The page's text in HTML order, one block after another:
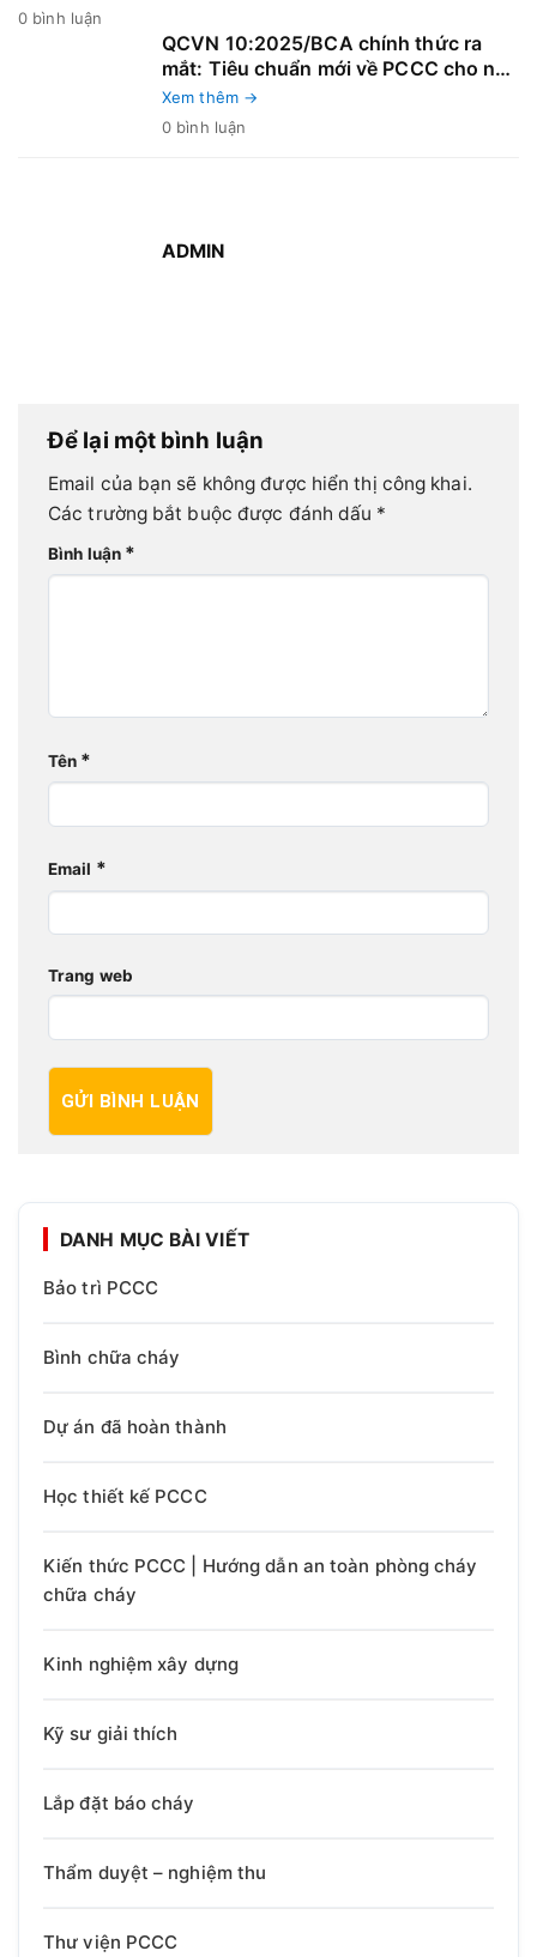
DANH MỤC BÀI VIẾT
Bảo trì PCCC
Bình chữa cháy
Dự án đã hoàn thành
Học thiết kế PCCC
Kiến thức PCCC | Hướng dẫn an toàn phòng cháy
chữa cháy
Kinh nghiệm xây dựng
Kỹ sư giải thích
Lắp đặt báo cháy
Thẩm duyệt – nghiệm thu
Thư viện PCCC
0 bình luận
QCVN 10:2025/BCA chính thức ra
mắt: Tiêu chuẩn mới về PCCC cho nhà
và công trình – Bước ngoặt lớn cho
ngành xây dựng và an toàn cháy nổ!
Xem thêm →
0 bình luận
ADMIN
Để lại một bình luận
Email của bạn sẽ không được hiển thị công khai.
Các trường bắt buộc được đánh dấu *
Bình luận *
Tên *
Email *
Trang web